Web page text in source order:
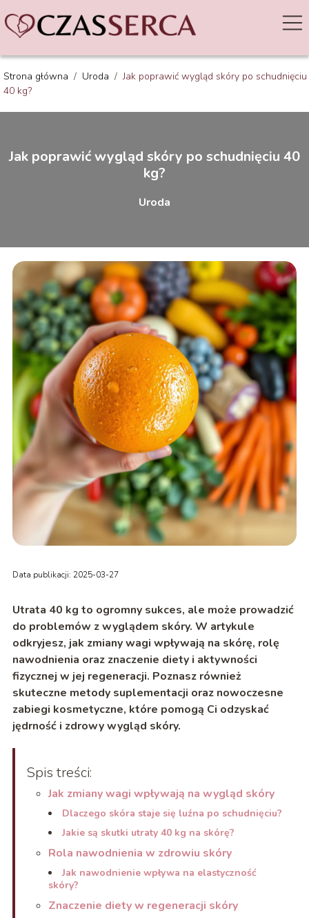
Strona główna / Uroda /Jak poprawić wygląd skóry po schudnięciu
40 kg?
Jak poprawić wygląd skóry po schudnięciu 40
kg?
Uroda
Data publikacji: 2025-03-27
Utrata 40 kg to ogromny sukces, ale może prowadzić
do problemów z wyglądem skóry. W artykule
odkryjesz, jak zmiany wagi wpływają na skórę, rolę
nawodnienia oraz znaczenie diety i aktywności
fizycznej w jej regeneracji. Poznasz również
skuteczne metody suplementacji oraz nowoczesne
zabiegi kosmetyczne, które pomogą Ci odzyskać
jędrność i zdrowy wygląd skóry.
Spis treści:
Jak zmiany wagi wpływają na wygląd skóry
Dlaczego skóra staje się luźna po schudnięciu?
Jakie są skutki utraty 40 kg na skórę?
Rola nawodnienia w zdrowiu skóry
Jak nawodnienie wpływa na elastyczność
skóry?
Znaczenie diety w regeneracji skóry